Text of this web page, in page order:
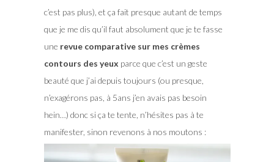
c’est pas plus), et ça fait presque autant de temps
que je me dis qu’il faut absolument que je te fasse
une revue comparative sur mes crèmes
contours des yeux parce que c’est un geste
beauté que j’ai depuis toujours (ou presque,
n’exagérons pas, à 5ans j’en avais pas besoin
hein…) donc si ça te tente, n’hésites pas à te
manifester, sinon revenons à nos moutons :